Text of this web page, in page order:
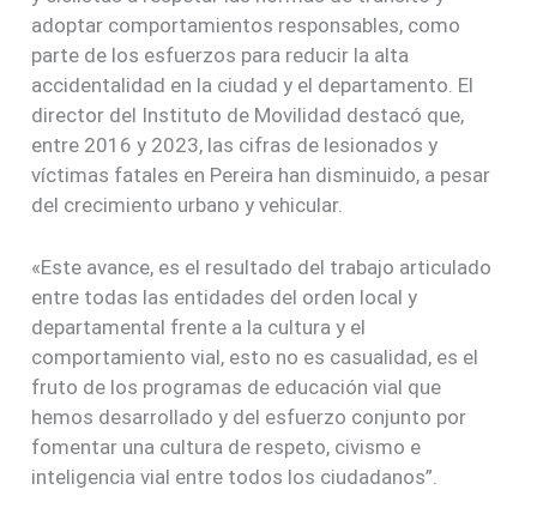
adoptar comportamientos responsables, como
parte de los esfuerzos para reducir la alta
accidentalidad en la ciudad y el departamento. El
director del Instituto de Movilidad destacó que,
entre 2016 y 2023, las cifras de lesionados y
víctimas fatales en Pereira han disminuido, a pesar
del crecimiento urbano y vehicular.
«Este avance, es el resultado del trabajo articulado
entre todas las entidades del orden local y
departamental frente a la cultura y el
comportamiento vial, esto no es casualidad, es el
fruto de los programas de educación vial que
hemos desarrollado y del esfuerzo conjunto por
fomentar una cultura de respeto, civismo e
inteligencia vial entre todos los ciudadanos”.